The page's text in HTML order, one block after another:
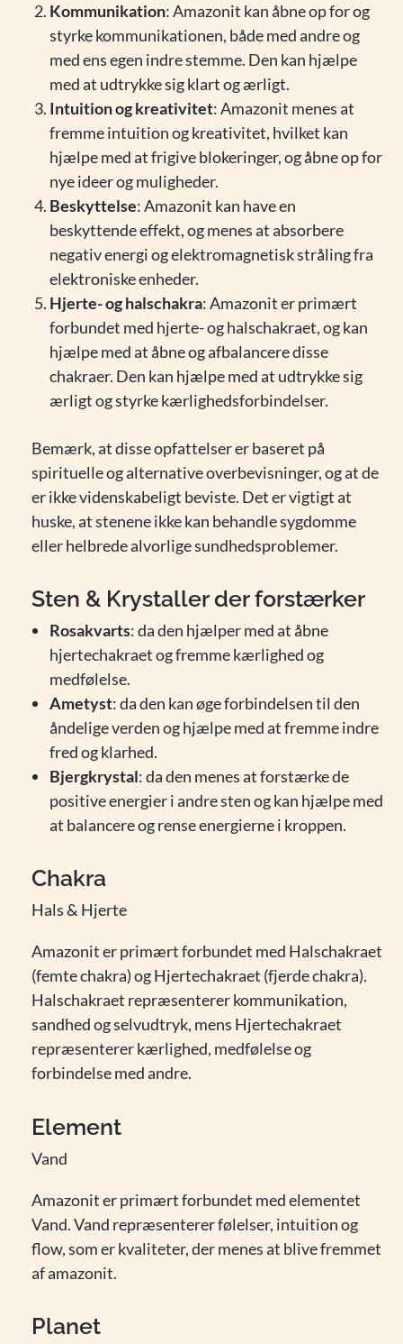
Kommunikation: Amazonit kan åbne op for og
styrke kommunikationen, både med andre og
med ens egen indre stemme. Den kan hjælpe
med at udtrykke sig klart og ærligt.
Intuition og kreativitet: Amazonit menes at
fremme intuition og kreativitet, hvilket kan
hjælpe med at frigive blokeringer, og åbne op for
nye ideer og muligheder.
Beskyttelse: Amazonit kan have en
beskyttende effekt, og menes at absorbere
negativ energi og elektromagnetisk stråling fra
elektroniske enheder.
Hjerte- og halschakra: Amazonit er primært
forbundet med hjerte- og halschakraet, og kan
hjælpe med at åbne og afbalancere disse
chakraer. Den kan hjælpe med at udtrykke sig
ærligt og styrke kærlighedsforbindelser.
Bemærk, at disse opfattelser er baseret på
spirituelle og alternative overbevisninger, og at de
er ikke videnskabeligt beviste. Det er vigtigt at
huske, at stenene ikke kan behandle sygdomme
eller helbrede alvorlige sundhedsproblemer.
Sten & Krystaller der forstærker
Rosakvarts: da den hjælper med at åbne
hjertechakraet og fremme kærlighed og
medfølelse.
Ametyst: da den kan øge forbindelsen til den
åndelige verden og hjælpe med at fremme indre
fred og klarhed.
Bjergkrystal: da den menes at forstærke de
positive energier i andre sten og kan hjælpe med
at balancere og rense energierne i kroppen.
Chakra
Hals & Hjerte
Amazonit er primært forbundet med Halschakraet
(femte chakra) og Hjertechakraet (fjerde chakra).
Halschakraet repræsenterer kommunikation,
sandhed og selvudtryk, mens Hjertechakraet
repræsenterer kærlighed, medfølelse og
forbindelse med andre.
Element
Vand
Amazonit er primært forbundet med elementet
Vand. Vand repræsenterer følelser, intuition og
flow, som er kvaliteter, der menes at blive fremmet
af amazonit.
Planet